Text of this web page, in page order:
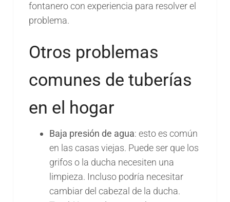
fontanero con experiencia para resolver el
problema.
Otros problemas
comunes de tuberías
en el hogar
Baja presión de agua: esto es común
en las casas viejas. Puede ser que los
grifos o la ducha necesiten una
limpieza. Incluso podría necesitar
cambiar del cabezal de la ducha.